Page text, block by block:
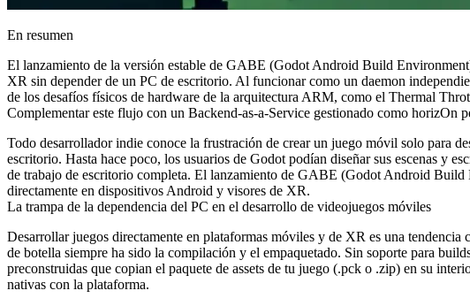
En resumen
El lanzamiento de la versión estable de GABE (Godot Android Build
XR sin depender de un PC de escritorio. Al funcionar como un daemon
de los desafíos físicos de hardware de la arquitectura ARM, como el Thermal
Complementar este flujo con un Backend-as-a-Service gestionado como
Todo desarrollador indie conoce la frustración de crear un juego móvil solo para
escritorio. Hasta hace poco, los usuarios de Godot podían diseñar sus escenas y
de trabajo de escritorio completa. El lanzamiento de GABE (Godot Android Build
directamente en dispositivos Android y visores de XR.
La trampa de la dependencia del PC en el desarrollo de videojuegos móviles
Desarrollar juegos directamente en plataformas móviles y de XR es una
de botella siempre ha sido la compilación y el empaquetado. Sin soporte para
preconstruidas que copian el paquete de assets de tu juego (.pck o .zip) en su
nativas con la plataforma.